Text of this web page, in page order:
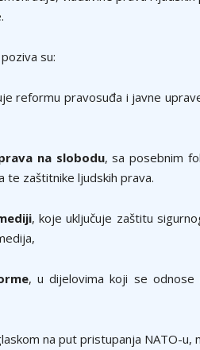
su:
reformu pravosuđa i javne
na slobodu, sa posebnim
te zaštitnike ljudskih prava.
, koje uključuje zaštitu
, u dijelovima koji se
na put pristupanja NATO-